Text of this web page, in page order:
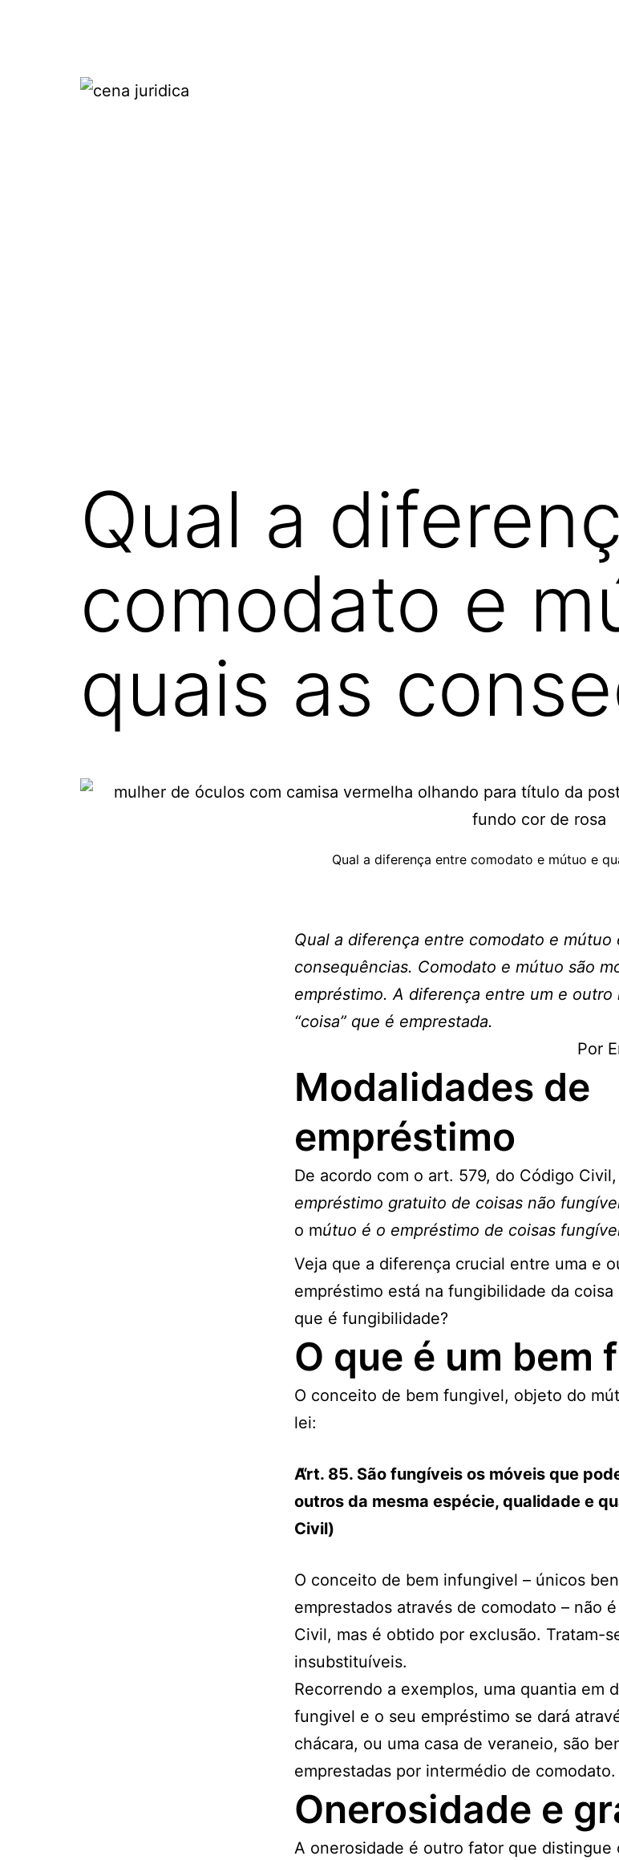
Qual a
comodato e
quais as
Qual a diferença entre comodato e mútuo e
Qual a diferença entre comodato e mútuo
consequências. Comodato e mútuo são
empréstimo. A diferença entre um e
“coisa” que é emprestada.
Por
Modalidades de
empréstimo
De acordo com o art. 579, do Código
empréstimo gratuito de coisas não
o mútuo é o empréstimo de coisas
Veja que a diferença crucial entre uma e
empréstimo está na fungibilidade da coisa
que é fungibilidade?
O que é um bem
O conceito de bem fungivel, objeto do
lei:
Art. 85. São fungíveis os móveis que
outros da mesma espécie, qualidade e
Civil)
O conceito de bem infungivel – únicos
emprestados através de comodato – não
Civil, mas é obtido por exclusão. Tratam-
insubstituíveis.
Recorrendo a exemplos, uma quantia em
fungivel e o seu empréstimo se dará
chácara, ou uma casa de veraneio, são
emprestadas por intermédio de comodato.
Onerosidade e
A onerosidade é outro fator que distingue